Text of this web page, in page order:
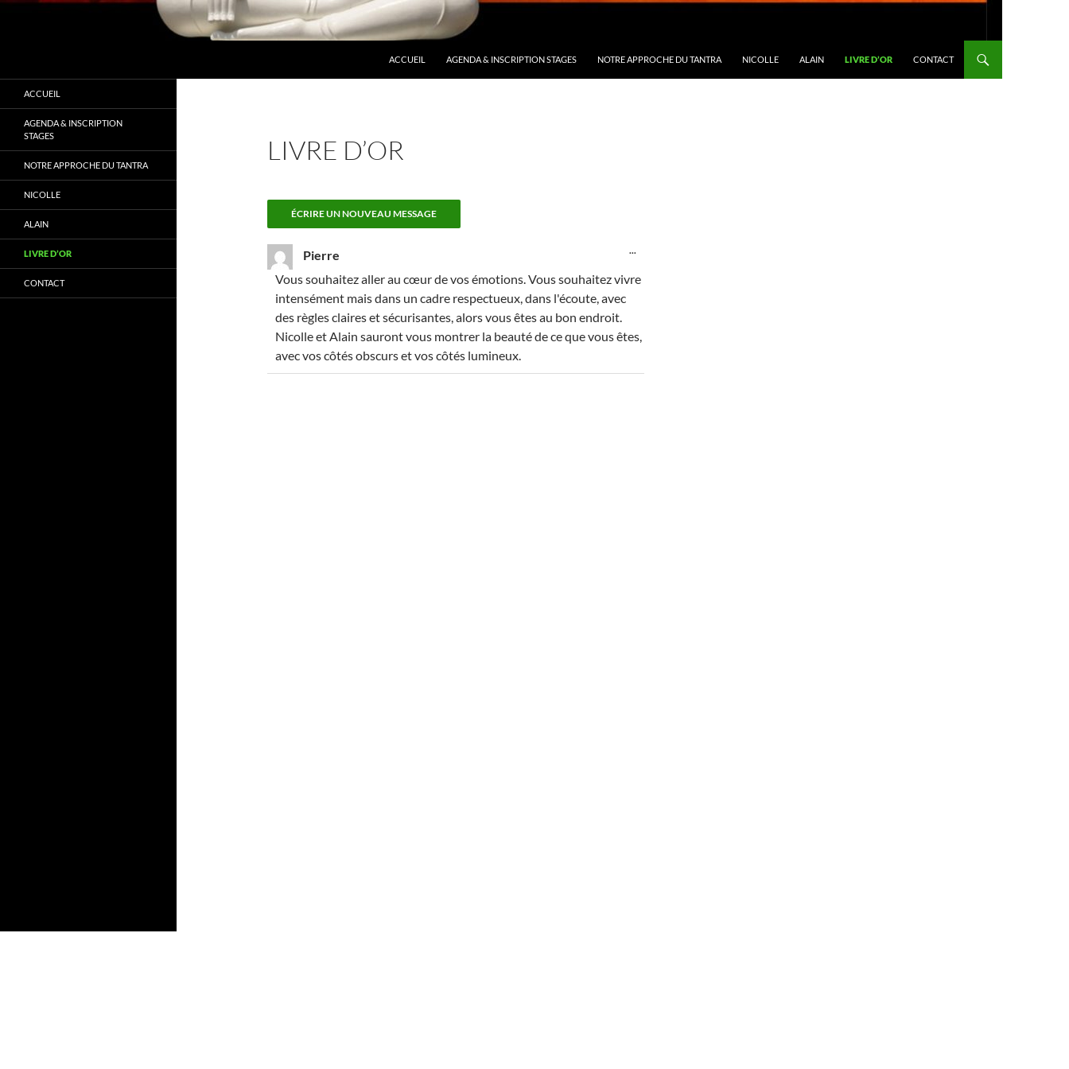
ACCUEIL AGENDA & INSCRIPTION STAGES NOTRE APPROCHE DU TANTRA NICOLLE ALAIN LIVRE D’OR CONTACT
LIVRE D’OR
Pierre
Vous souhaitez aller au cœur de vos émotions. Vous souhaitez vivre
intensément mais dans un cadre respectueux, dans l'écoute, avec
des règles claires et sécurisantes, alors vous êtes au bon endroit.
Nicolle et Alain sauront vous montrer la beauté de ce que vous êtes,
avec vos côtés obscurs et vos côtés lumineux.
...
MÉTA.
vous connaitre"
ACCUEIL
AGENDA & INSCRIPTION
STAGES
NOTRE APPROCHE DU TANTRA
NICOLLE
ALAIN
LIVRE D’OR
CONTACT